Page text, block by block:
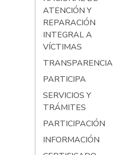
ATENCIÓN Y
REPARACIÓN
INTEGRAL A
VÍCTIMAS
TRANSPARENCIA
PARTICIPA
SERVICIOS Y
TRÁMITES
PARTICIPACIÓN
INFORMACIÓN